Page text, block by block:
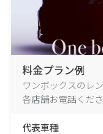
料金プラン例
ワンボックスのレ
各店舗お電話くださ
代表車種